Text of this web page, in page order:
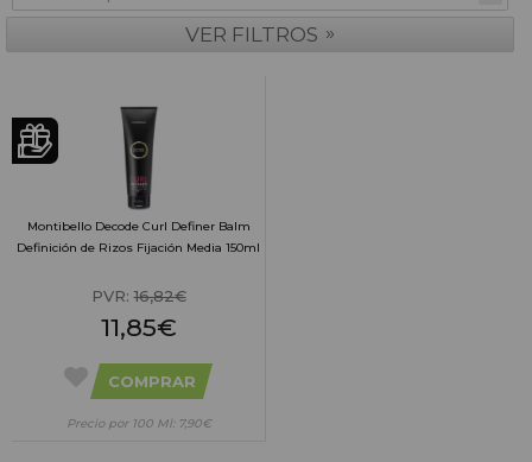
VER FILTROS »
Montibello Decode Curl Definer Balm
Definición de Rizos Fijación Media 150ml
PVR:16,82€
11,85€
COMPRAR
Precio por 100 Ml: 7,90€